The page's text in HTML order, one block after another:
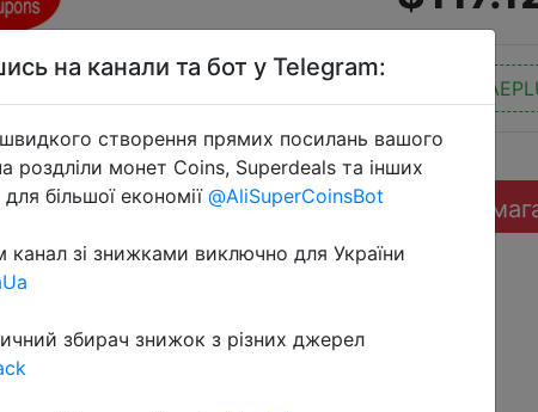
Перейти до
на канали та бот у Telegram:
створення прямих посилань вашого
роздліли монет Coins, Superdeals та інших
для більшої економії @AliSuperCoinsBot
канал зі знижками виключно для України
збирач знижок з різних джерел